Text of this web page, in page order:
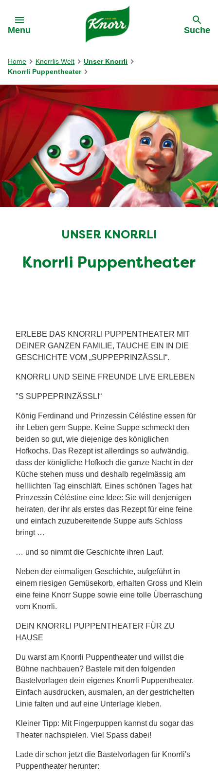
Menu Suche
Home Knorrlis Welt
Unser Knorrli
Knorrli Puppentheater
UNSER KNORRLI
Knorrli Puppentheater
ERLEBE DAS KNORRLI PUPPENTHEATER MIT
DEINER GANZEN FAMILIE, TAUCHE EIN IN DIE
GESCHICHTE VOM „SUPPEPRINZÄSSLI“.
KNORRLI UND SEINE FREUNDE LIVE ERLEBEN
"S SUPPEPRINZÄSSLI“
König Ferdinand und Prinzessin Céléstine essen für
ihr Leben gern Suppe. Keine Suppe schmeckt den
beiden so gut, wie diejenige des königlichen
Hofkochs. Das Rezept ist allerdings so aufwändig,
dass der königliche Hofkoch die ganze Nacht in der
Küche stehen muss und deshalb regelmässig am
helllichten Tag einschläft. Eines schönen Tages hat
Prinzessin Céléstine eine Idee: Sie will denjenigen
heiraten, der ihr als erstes das Rezept für eine feine
und einfach zuzubereitende Suppe aufs Schloss
bringt …
… und so nimmt die Geschichte ihren Lauf.
Neben der einmaligen Geschichte, aufgeführt in
einem riesigen Gemüsekorb, erhalten Gross und Klein
eine feine Knorr Suppe sowie eine tolle Überraschung
vom Knorrli.
DEIN KNORRLI PUPPENTHEATER FÜR ZU
HAUSE
Du warst am Knorrli Puppentheater und willst die
Bühne nachbauen? Bastele mit den folgenden
Bastelvorlagen dein eigenes Knorrli Puppentheater.
Einfach ausdrucken, ausmalen, an der gestrichelten
Linie falten und auf eine Unterlage kleben.
Kleiner Tipp: Mit Fingerpuppen kannst du sogar das
Theater nachspielen. Viel Spass dabei!
Lade dir schon jetzt die Bastelvorlagen für Knorrli's
Puppentheater herunter: